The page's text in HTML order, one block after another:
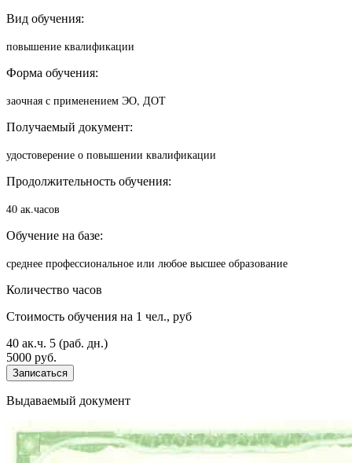
Вид обучения:
повышение квалификации
Форма обучения:
заочная с применением ЭО, ДОТ
Получаемый документ:
удостоверение о повышении квалификации
Продолжительность обучения:
40 ак.часов
Обучение на базе:
среднее профессиональное или любое высшее образование
Количество часов
Стоимость обучения на 1 чел., руб
40 ак.ч. 5 (раб. дн.)
5000 руб.
Записаться
Выдаваемый документ